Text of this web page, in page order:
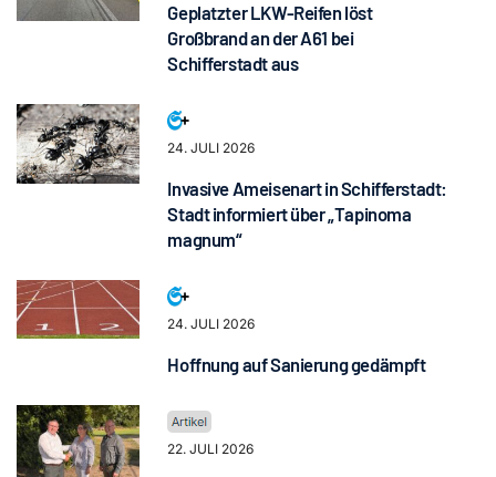
Geplatzter LKW-Reifen löst
Großbrand an der A61 bei
Schifferstadt aus
24. JULI 2026
Invasive Ameisenart in Schifferstadt:
Stadt informiert über „Tapinoma
magnum“
24. JULI 2026
Hoffnung auf Sanierung gedämpft
22. JULI 2026